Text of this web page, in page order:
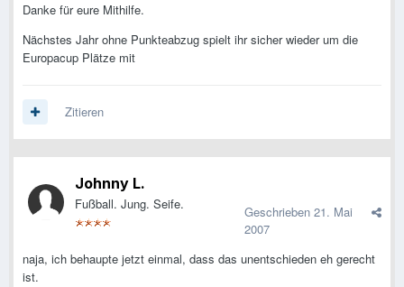
Danke für eure Mithilfe.
Nächstes Jahr ohne Punkteabzug spielt ihr sicher wieder um die
Europacup Plätze mit
Zitieren
Johnny L.
Fußball. Jung. Seife. Geschrieben 21. Mai
2007
naja, ich behaupte jetzt einmal, dass das unentschieden eh gerecht
ist.